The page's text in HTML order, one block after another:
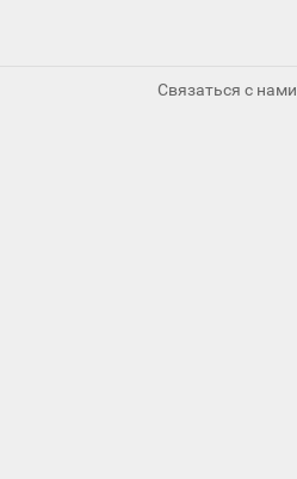
Связаться с нами